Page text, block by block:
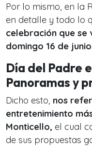
Por lo mismo, en la
en detalle y todo lo
celebración que se
domingo 16 de
Día del Padre
Panoramas y
Dicho esto, nos
entretenimiento
Monticello, el cual
de sus propuestas